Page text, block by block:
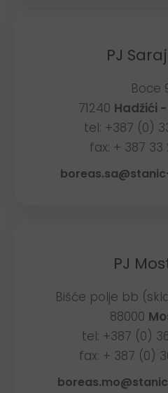
PJ
Boce
71240 Hadžići
tel: +387 (0)
fax: + 387 33
PJ
Bišće polje bb
88000
tel: +387 (0)
fax: + 387 (0)